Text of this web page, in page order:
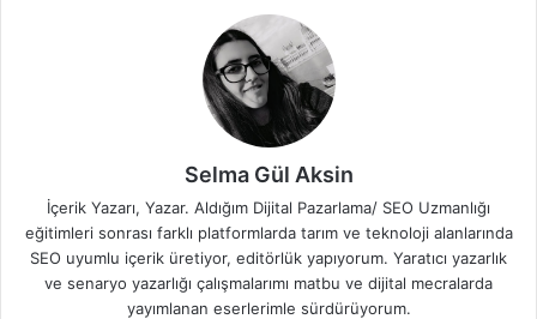
Selma Gül Aksin
İçerik Yazarı, Yazar. Aldığım Dijital Pazarlama/ SEO Uzmanlığı
eğitimleri sonrası farklı platformlarda tarım ve teknoloji alanlarında
SEO uyumlu içerik üretiyor, editörlük yapıyorum. Yaratıcı yazarlık
ve senaryo yazarlığı çalışmalarımı matbu ve dijital mecralarda
yayımlanan eserlerimle sürdürüyorum.